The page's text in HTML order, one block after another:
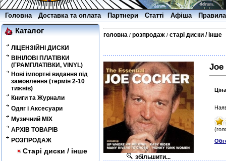
Головна Доставка та оплата Партнери Статті Афіша
Каталог
ЛІЦЕНЗІЙНІ ДИСКИ
ВІНІЛОВІ ПЛАТІВКИ
(ГРАМПЛАТІВКИ, VINYL)
Нові імпортні видання під
замовлення (термін 2-10
тижнів)
Книги та Журнали
Одяг і Аксесуари
Музичний MIX
АРХІВ ТОВАРІВ
РОЗПРОДАЖ
Старі диски / інше
головна / розпродаж / старі диски / інше
збільшити...
Joe